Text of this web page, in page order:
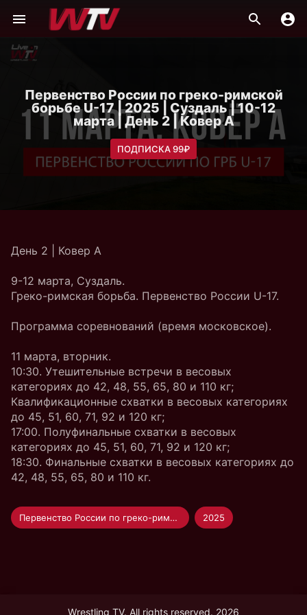
Первенство России по греко-римской
борьбе U-17 | 2025 | Суздаль | 10-12
марта | День 2 | Ковер A
ПОДПИСКА 99₽
День 2 | Ковер A
9-12 марта, Суздаль.
Греко-римская борьба. Первенство России U-17.
Программа соревнований (время московское).
11 марта, вторник.
10:30. Утешительные встречи в весовых
категориях до 42, 48, 55, 65, 80 и 110 кг;
Квалификационные схватки в весовых категориях
до 45, 51, 60, 71, 92 и 120 кг;
17:00. Полуфинальные схватки в весовых
категориях до 45, 51, 60, 71, 92 и 120 кг;
18:30. Финальные схватки в весовых категориях до
42, 48, 55, 65, 80 и 110 кг.
Первенство России по греко-римской борьбе U-17 2025
Wrestling TV. All rights reserved. 2026